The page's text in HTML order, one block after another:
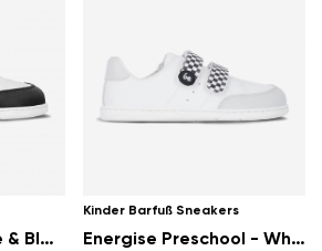
Scoot Kids - White & Black
Kinder Barfuß Sneakers
Energise Preschool - White & Checkerboard